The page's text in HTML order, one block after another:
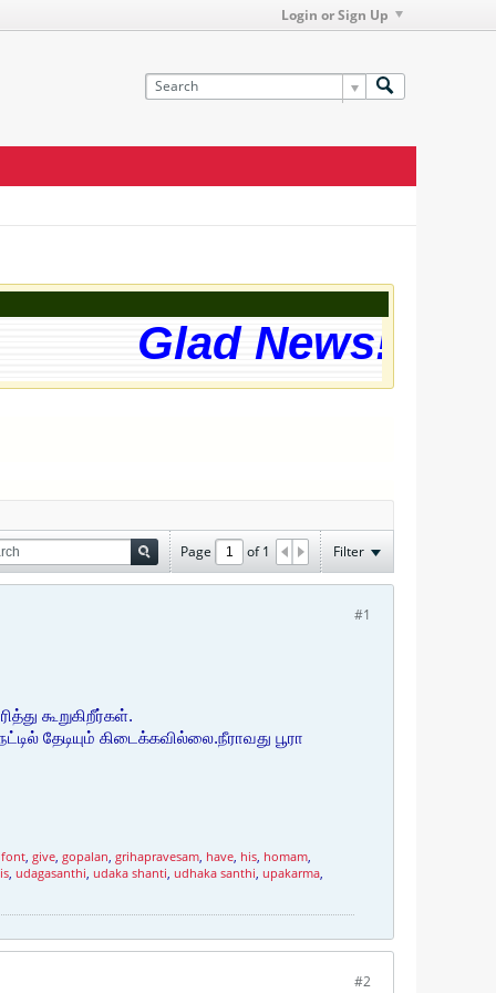
Login or Sign Up
Glad News!
Page of1 Filter
#1
கூறுகிறீர்கள்.
தேடியும் கிடைக்கவில்லை.நீராவது பூரா
font, give, gopalan, grihapravesam, have, his, homam,
, udagasanthi, udaka shanti, udhaka santhi, upakarma,
#2